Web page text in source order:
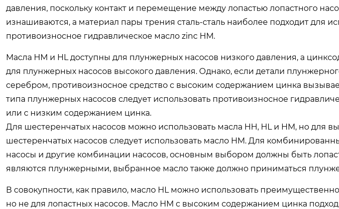
давления, поскольку контакт и перемещение между лопастью лопастного
изнашиваются, а материал пары трения сталь-сталь наиболее подходит для
противоизносное гидравлическое масло zinc HM.
Масла HM и HL доступны для плунжерных насосов низкого давления, а
для плунжерных насосов высокого давления. Однако, если детали
серебром, противоизносное средство с высоким содержанием цинка
типа плунжерных насосов следует использовать противоизносное
или с низким содержанием цинка.
Для шестеренчатых насосов можно использовать масла HH, HL и HM, но для
шестеренчатых насосов следует использовать масло HM. Для
насосы и другие комбинации насосов, основным выбором должны быть
являются плунжерными, выбранное масло также должно приниматься
В совокупности, как правило, масло HL можно использовать
но не для лопастных насосов. Масло HM с высоким содержанием цинка